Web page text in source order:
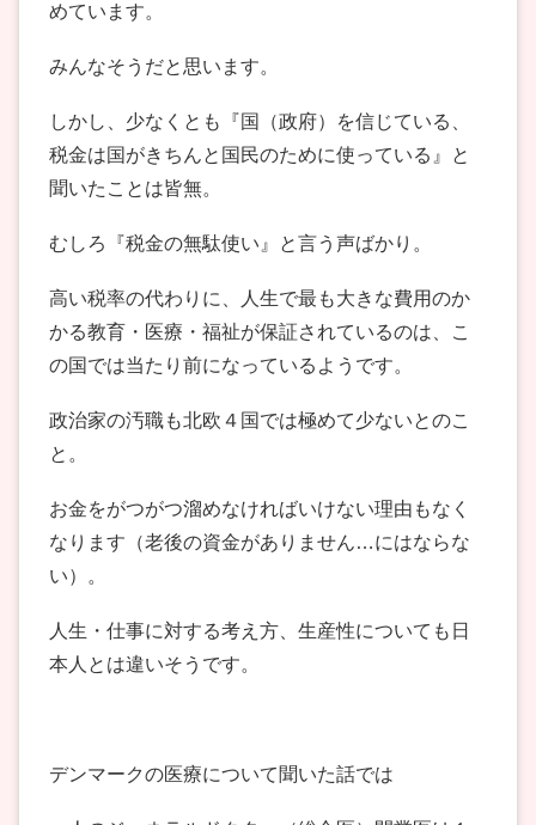
めています。
みんなそうだと思います。
しかし、少なくとも『国（政府）を信じている、
税金は国がきちんと国民のために使っている』と
聞いたことは皆無。
むしろ『税金の無駄使い』と言う声ばかり。
高い税率の代わりに、人生で最も大きな費用のか
かる教育・医療・福祉が保証されているのは、こ
の国では当たり前になっているようです。
政治家の汚職も北欧４国では極めて少ないとのこ
と。
お金をがつがつ溜めなければいけない理由もなく
なります（老後の資金がありません…にはならな
い）。
人生・仕事に対する考え方、生産性についても日
本人とは違いそうです。
デンマークの医療について聞いた話では